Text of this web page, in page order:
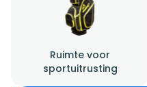
Ruimte voor
sportuitrusting